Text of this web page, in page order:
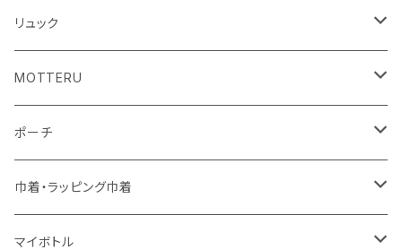
不織布
コットン
不織布
10oz
コットンリネン
ジュートコットン
再生ファブリック
コットン
5oz
キャンパス
コットンリネン
再生ファブリック
5oz
10oz
コットン
シーチング
キャンパス
10oz
デニム
オーガニックコットン
フェアトレードコットン
ジュートコットン
再生ファブリック
5oz
コットン
リュック
コットン
5oz
デニム
ポリエステル
不織布
MOTTERU
お買い物バッグ
ボトル
タンブラー
ポーチ
オーガニックコットン
フェアトレードコットン
巾着・ラッピング巾着
コットン
マイボトル